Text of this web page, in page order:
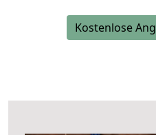
Kostenlose